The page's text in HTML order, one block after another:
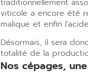
traditionnellement
viticole a encore été
malique et enfin
Désormais, il sera
totalité de la
Nos cépages,